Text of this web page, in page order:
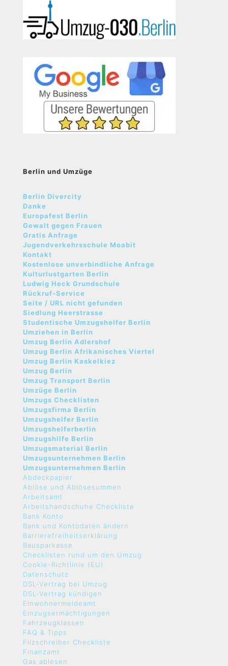
Berlin und Umzüge
Berlin Divercity
Danke
Europafest Berlin
Gewalt gegen Frauen
Gratis Anfrage
Jugendverkehrsschule Moabit
Kontakt
Kostenlose unverbindliche Anfrage
Kulturlustgarten Berlin
Ludwig Heck Grundschule
Rückruf-Service
Seite / URL nicht gefunden
Siedlung Heerstrasse
Studentische Umzugshelfer Berlin
Umziehen in Berlin
Umzug Berlin Adlershof
Umzug Berlin Afrikanisches Viertel
Umzug Berlin Kaskelkiez
Umzug Berlin
Umzug Transport Berlin
Umzüge Berlin
Umzugs Checklisten
Umzugsfirma Berlin
Umzugshelfer Berlin
Umzugshelferberlin
Umzugshilfe Berlin
Umzugsmaterial Berlin
Umzugsunternehmen Berlin
Umzugsunternehmen Berlin
Abdeckpapier
Ablöse und Ablösesummen
Arbeitsamt
Arbeitshandschuhe Checkliste
Bank Konto
Bank und Kontodaten ändern
Barrierefreiheitserklärung
Bausparkasse
Checklisten rund um den Umzug
Cookie-Richtlinie (EU)
Datenschutz
DSL-Vertrag bei Umzug
DSL-Vertrag kündigen
Einwohnermeldeamt
Einzugsermächtigungen
Fahrzeugklassen
FAQ & Tipps
Filzschreiber Checkliste
Finanzamt
Gas ablesen